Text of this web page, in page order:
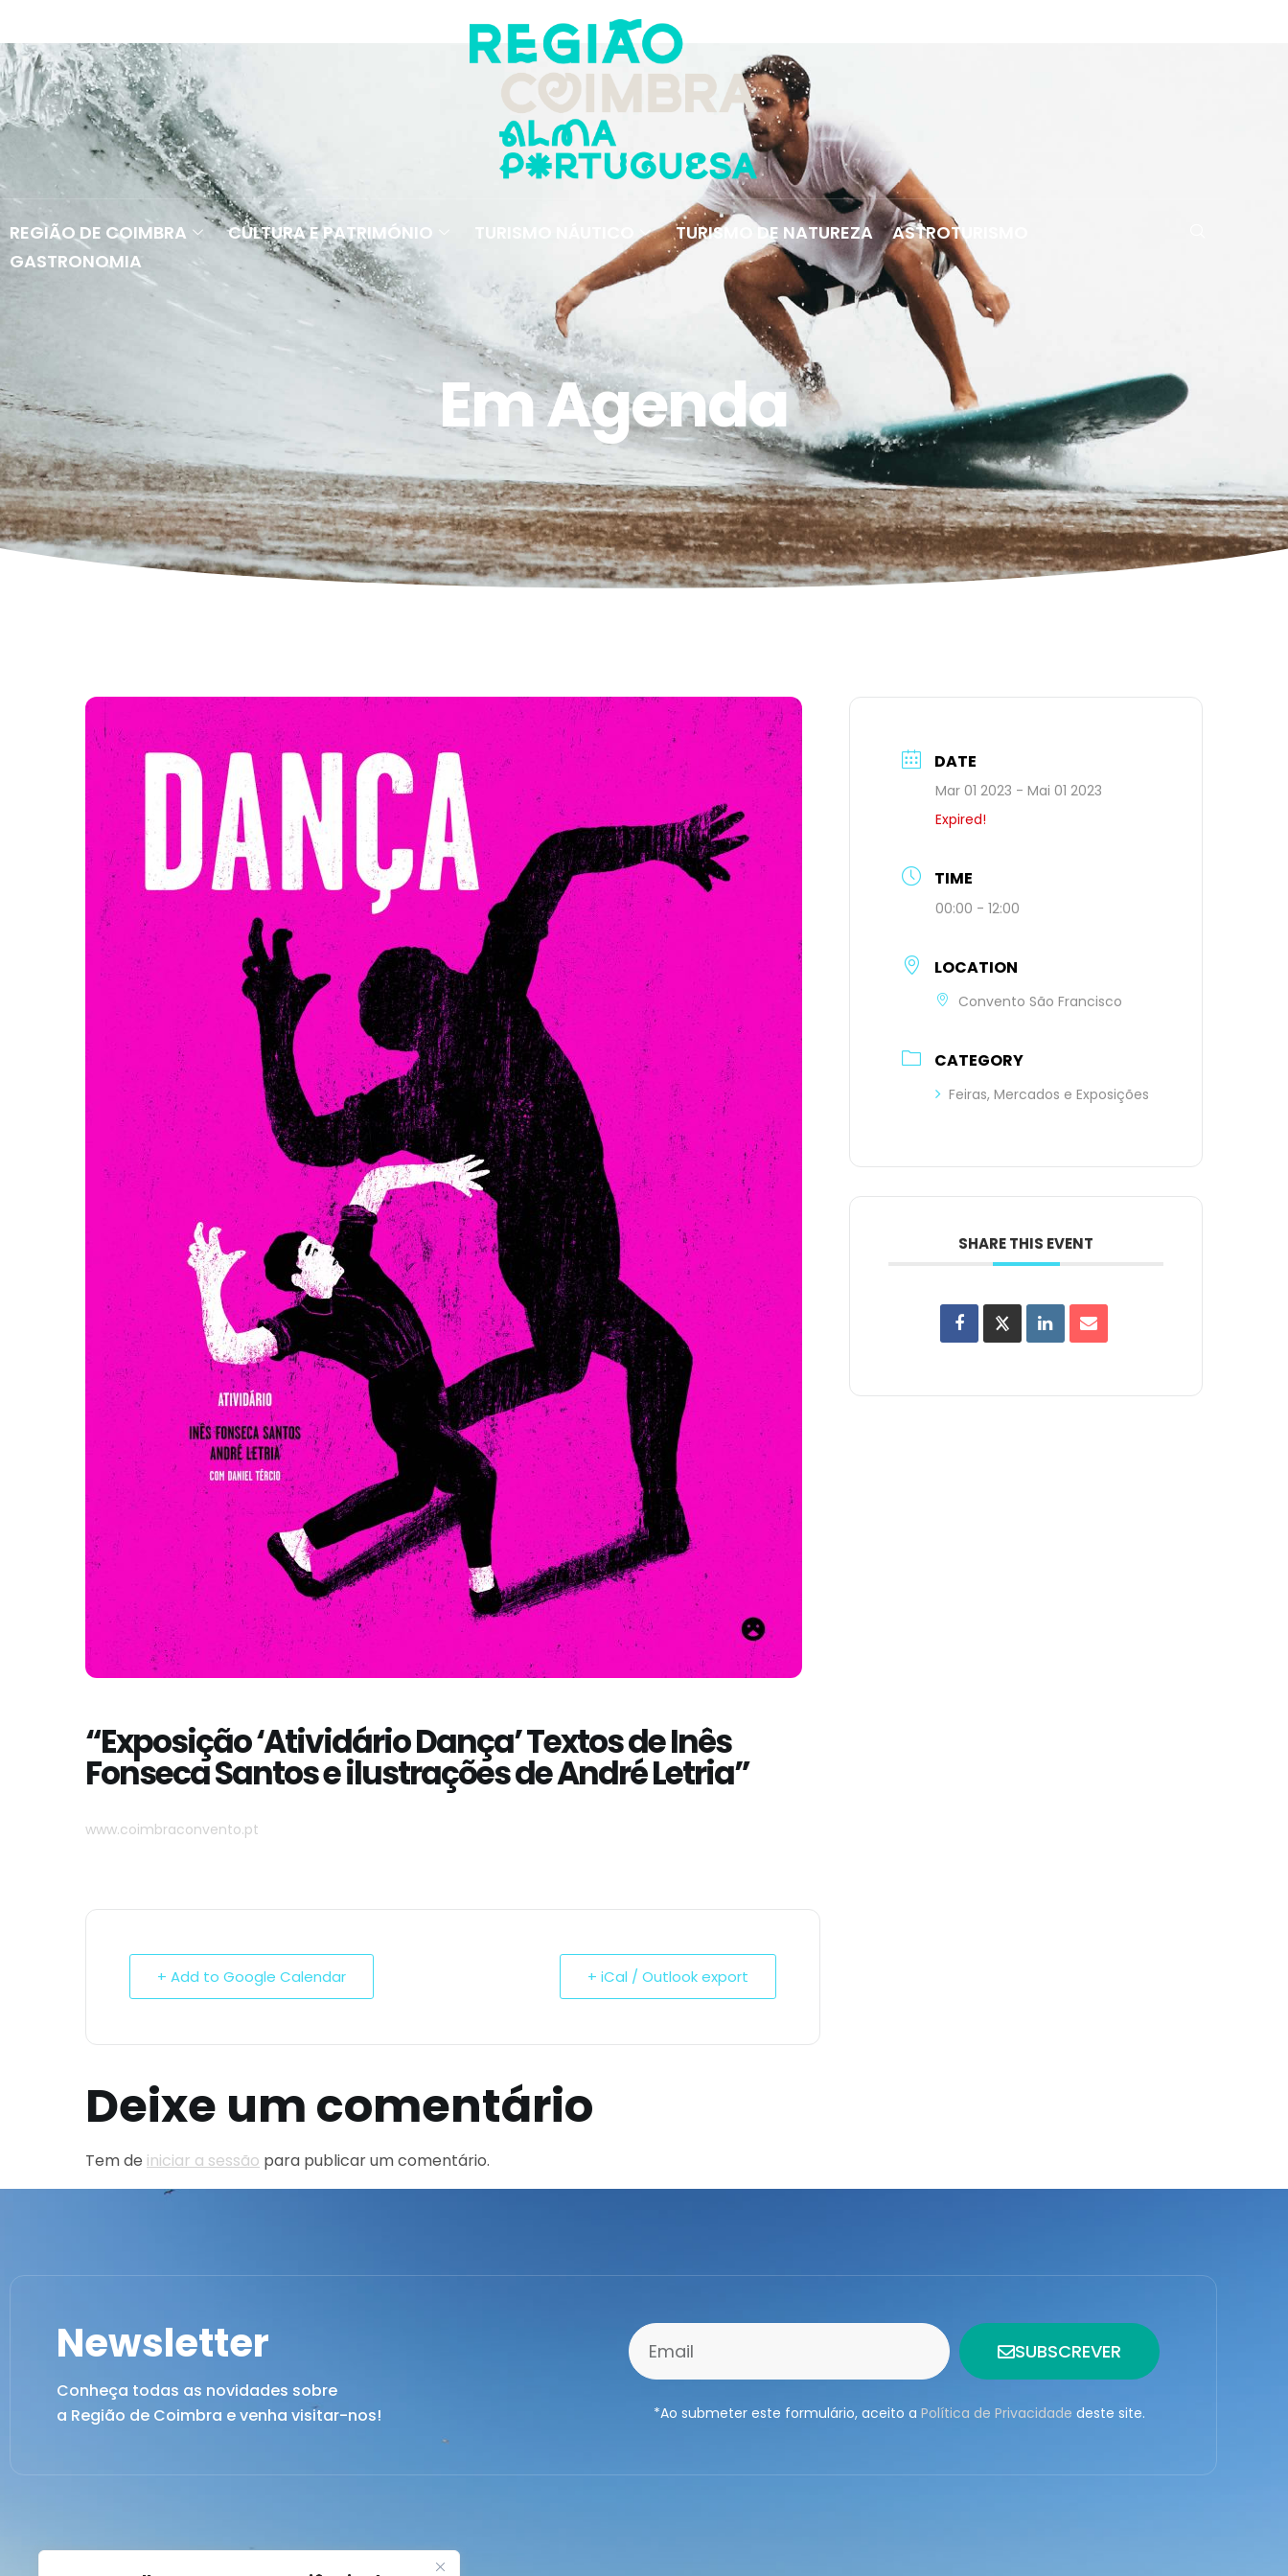
REGIÃO DE COIMBRA CULTURA E PATRIMÓNIO TURISMO NÁUTICO TURISMO DE NATUREZA
ASTROTURISMO
GASTRONOMIA
Em Agenda
“Exposição ‘Atividário Dança’ Textos de Inês
Fonseca Santos e ilustrações de André Letria”
www.coimbraconvento.pt
+ Add to Google Calendar + iCal / Outlook export
DATE
Mar 01 2023 - Mai 01 2023
Expired!
TIME
00:00 - 12:00
LOCATION
Convento São Francisco
CATEGORY
Feiras, Mercados e Exposições
SHARE THIS EVENT
Deixe um comentário
Tem de iniciar a sessão para publicar um comentário.
Newsletter
Conheça todas as novidades sobre
a Região de Coimbra e venha visitar-nos!
SUBSCREVER
*Ao submeter este formulário, aceito a Política de Privacidade deste site.